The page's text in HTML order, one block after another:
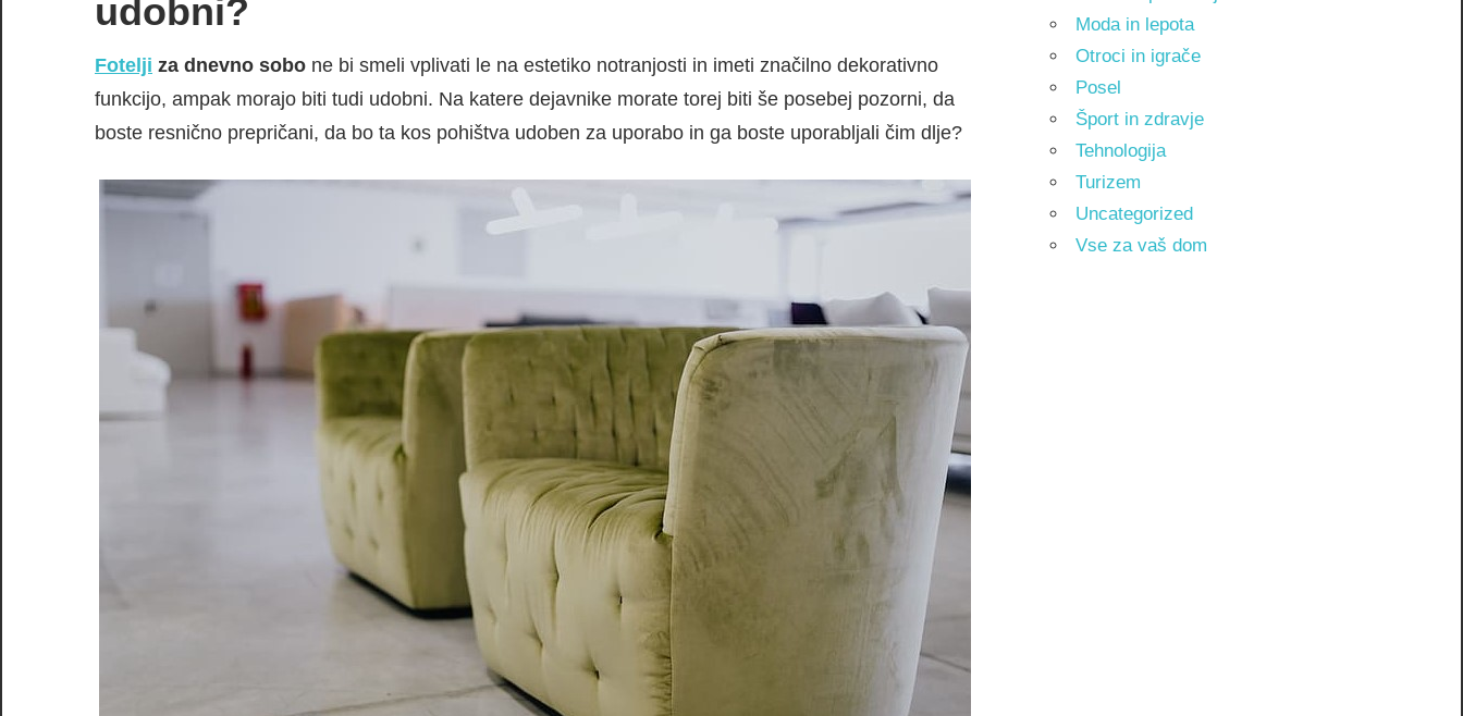
udobni?
Fotelji za dnevno sobo ne bi smeli vplivati ​​le na estetiko notranjosti in imeti značilno dekorativno
funkcijo, ampak morajo biti tudi udobni. Na katere dejavnike morate torej biti še posebej pozorni, da
boste resnično prepričani, da bo ta kos pohištva udoben za uporabo in ga boste uporabljali čim dlje?
Moda in lepota
Otroci in igrače
Posel
Šport in zdravje
Tehnologija
Turizem
Uncategorized
Vse za vaš dom